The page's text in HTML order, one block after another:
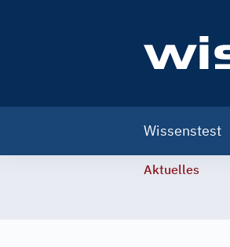
navigation
Wissenstest
Aktuelles